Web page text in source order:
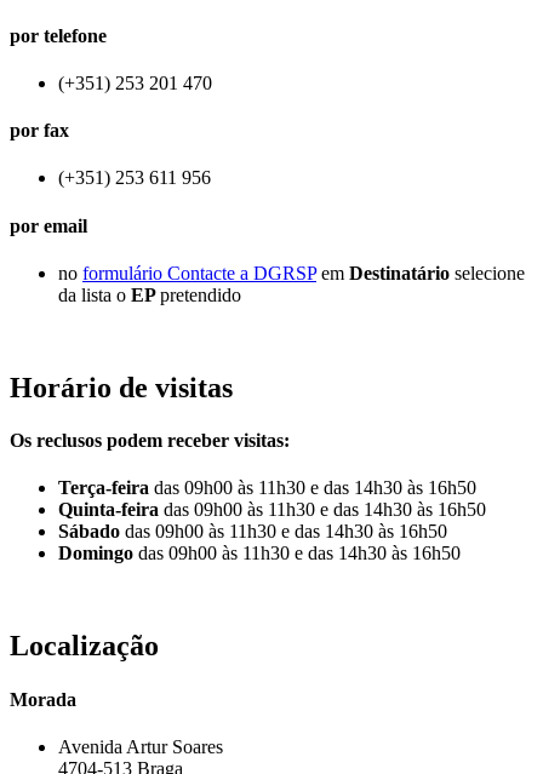
por telefone
(+351) 253 201 470
por fax
(+351) 253 611 956
por email
no formulário Contacte a DGRSPem Destinatário selecione
da lista o EPpretendido
Horário de visitas
Os reclusos podem receber visitas:
Terça-feira das 09h00 às 11h30 e das 14h30 às 16h50
Quinta-feira das 09h00 às 11h30 e das 14h30 às 16h50
Sábado das 09h00 às 11h30 e das 14h30 às 16h50
Domingo das 09h00 às 11h30 e das 14h30 às 16h50
Localização
Morada
Avenida Artur Soares
4704-513 Braga